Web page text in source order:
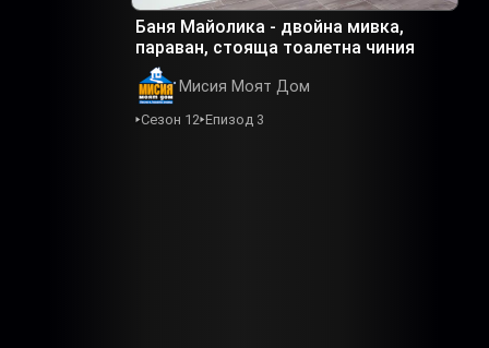
Баня Майолика - двойна мивка,
параван, стояща тоалетна чиния
Мисия Моят Дом
Сезон 12 Епизод 3